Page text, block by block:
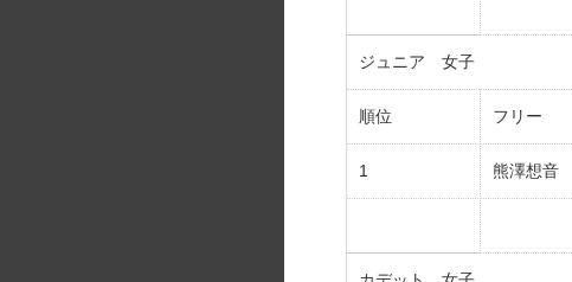
ジュニア 女子
順位 フリー
1 熊澤想音